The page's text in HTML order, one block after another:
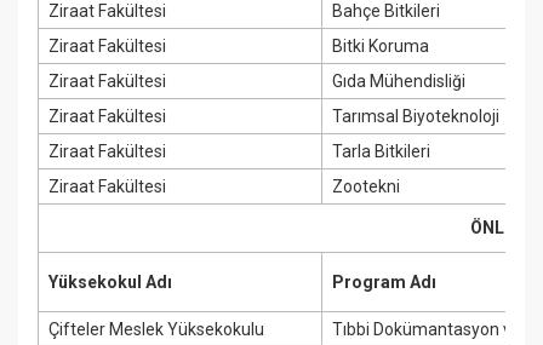
Ziraat Fakültesi
Bahçe Bitkileri
Ziraat Fakültesi
Bitki Koruma
Ziraat Fakültesi
Gıda Mühendisliği
Ziraat Fakültesi
Tarımsal Biyoteknoloji
Ziraat Fakültesi
Tarla Bitkileri
Ziraat Fakültesi
Zootekni
Yüksekokul Adı Program Adı
Çifteler Meslek Yüksekokulu
Tıbbi Dokümantasyon ve